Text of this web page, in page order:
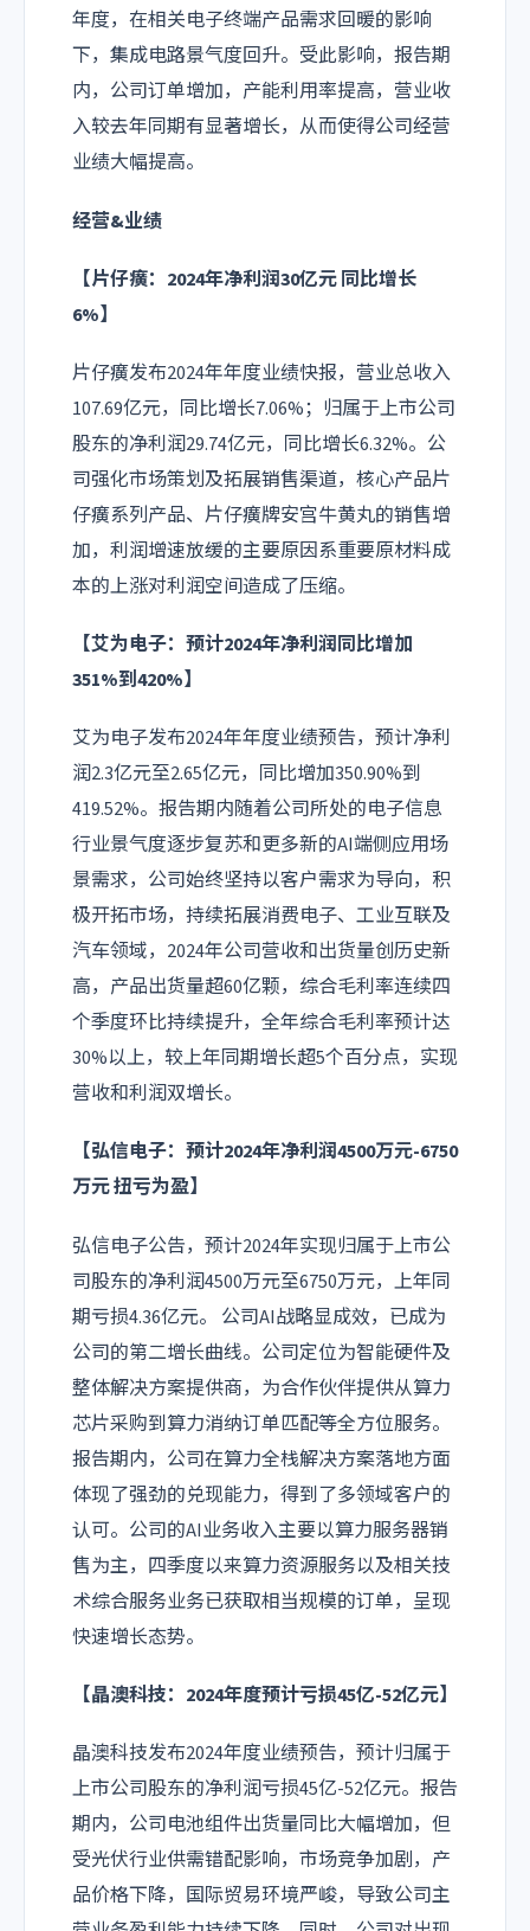
年度，在相关电子终端产品需求回暖的影响
下，集成电路景气度回升。受此影响，报告期
内，公司订单增加，产能利用率提高，营业收
入较去年同期有显著增长，从而使得公司经营
业绩大幅提高。
经营&业绩
【片仔癀：2024年净利润30亿元 同比增长
6%】
片仔癀发布2024年年度业绩快报，营业总收入
107.69亿元，同比增长7.06%；归属于上市公司
股东的净利润29.74亿元，同比增长6.32%。公
司强化市场策划及拓展销售渠道，核心产品片
仔癀系列产品、片仔癀牌安宫牛黄丸的销售增
加，利润增速放缓的主要原因系重要原材料成
本的上涨对利润空间造成了压缩。
【艾为电子：预计2024年净利润同比增加
351%到420%】
艾为电子发布2024年年度业绩预告，预计净利
润2.3亿元至2.65亿元，同比增加350.90%到
419.52%。报告期内随着公司所处的电子信息
行业景气度逐步复苏和更多新的AI端侧应用场
景需求，公司始终坚持以客户需求为导向，积
极开拓市场，持续拓展消费电子、工业互联及
汽车领域，2024年公司营收和出货量创历史新
高，产品出货量超60亿颗，综合毛利率连续四
个季度环比持续提升，全年综合毛利率预计达
30%以上，较上年同期增长超5个百分点，实现
营收和利润双增长。
【弘信电子：预计2024年净利润4500万元-6750
万元 扭亏为盈】
弘信电子公告，预计2024年实现归属于上市公
司股东的净利润4500万元至6750万元，上年同
期亏损4.36亿元。 公司AI战略显成效，已成为
公司的第二增长曲线。公司定位为智能硬件及
整体解决方案提供商，为合作伙伴提供从算力
芯片采购到算力消纳订单匹配等全方位服务。
报告期内，公司在算力全栈解决方案落地方面
体现了强劲的兑现能力，得到了多领域客户的
认可。公司的AI业务收入主要以算力服务器销
售为主，四季度以来算力资源服务以及相关技
术综合服务业务已获取相当规模的订单，呈现
快速增长态势。
【晶澳科技：2024年度预计亏损45亿-52亿元】
晶澳科技发布2024年度业绩预告，预计归属于
上市公司股东的净利润亏损45亿-52亿元。报告
期内，公司电池组件出货量同比大幅增加，但
受光伏行业供需错配影响，市场竞争加剧，产
品价格下降，国际贸易环境严峻，导致公司主